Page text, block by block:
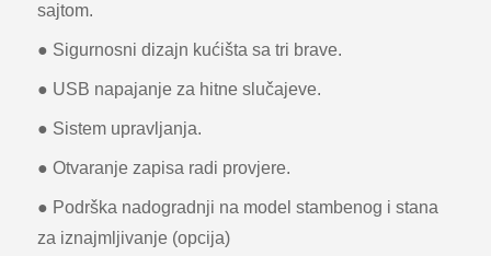
sajtom.
● Sigurnosni dizajn kućišta sa tri brave.
● USB napajanje za hitne slučajeve.
● Sistem upravljanja.
● Otvaranje zapisa radi provjere.
● Podrška nadogradnji na model stambenog i stana
za iznajmljivanje (opcija)